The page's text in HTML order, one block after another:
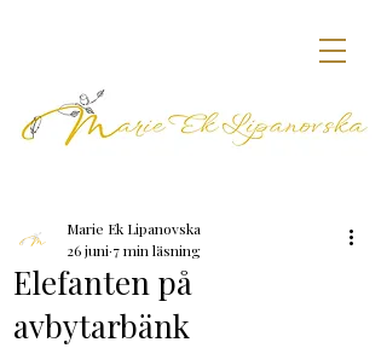
Elefanten på
avbytarbänk
Marie Ek Lipanovska
26 juni 7 min läsning